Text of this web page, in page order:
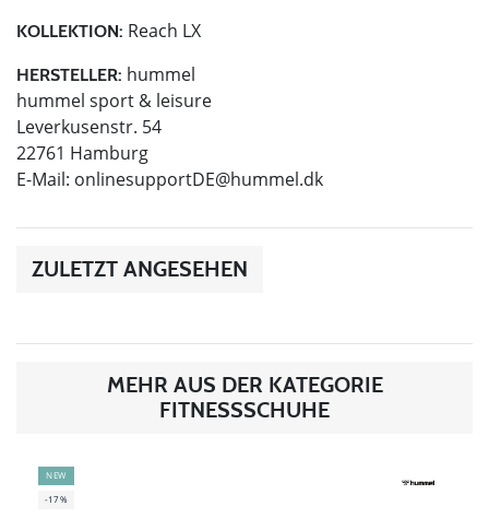
KOLLEKTION: Reach LX
HERSTELLER: hummel
hummel sport & leisure
Leverkusenstr. 54
22761 Hamburg
E-Mail: onlinesupportDE@hummel.dk
ZULETZT ANGESEHEN
MEHR AUS DER KATEGORIE
FITNESSSCHUHE
NEW
-17%